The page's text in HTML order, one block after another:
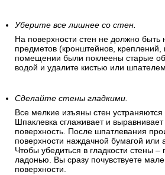
Уберите все лишнее со стен.
На поверхности стен не должно быть
предметов (кронштейнов, креплений,
помещении были поклеены старые
водой и удалите кистью или
Сделайте стены гладкими.
Все мелкие изъяны стен
Шпаклевка сглаживает и
поверхность. После шпатлевания
поверхности наждачной бумагой или
Чтобы убедиться в гладкости стены –
ладонью. Вы сразу почувствуете
поверхности.